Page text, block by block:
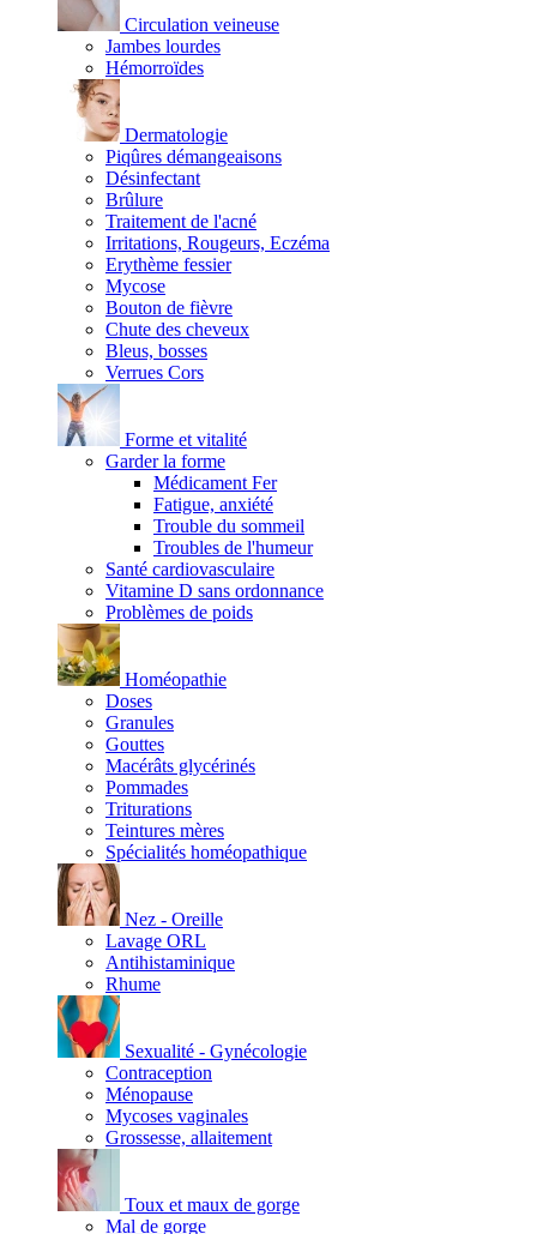
Circulation veineuse
Jambes lourdes
Hémorroïdes
Dermatologie
Piqûres démangeaisons
Désinfectant
Brûlure
Traitement de l'acné
Irritations, Rougeurs, Eczéma
Erythème fessier
Mycose
Bouton de fièvre
Chute des cheveux
Bleus, bosses
Verrues Cors
Forme et vitalité
Garder la forme
Médicament Fer
Fatigue, anxiété
Trouble du sommeil
Troubles de l'humeur
Santé cardiovasculaire
Vitamine D sans ordonnance
Problèmes de poids
Homéopathie
Doses
Granules
Gouttes
Macérâts glycérinés
Pommades
Triturations
Teintures mères
Spécialités homéopathique
Nez - Oreille
Lavage ORL
Antihistaminique
Rhume
Sexualité - Gynécologie
Contraception
Ménopause
Mycoses vaginales
Grossesse, allaitement
Toux et maux de gorge
Mal de gorge